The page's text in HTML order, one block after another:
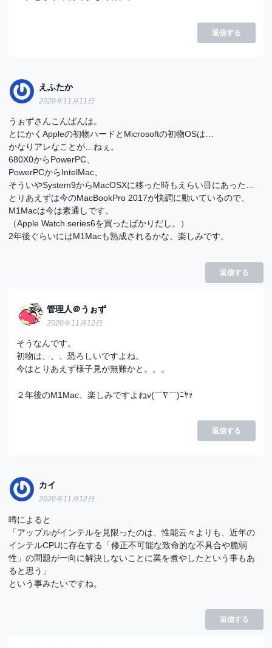
返信する
えふたか
2020年11月11日
うぉずさんこんばんは。
とにかくAppleの初物ハードとMicrosoftの初物OSは…
かなりアレなことが…ねぇ。
680X0からPowerPC、
PowerPCからIntelMac、
そういやSystem9からMacOSXに移った時もえらい目にあった…
とりあえずは今のMacBookPro 2017が快調に動いているので、
M1Macは今は素通しです。
（Apple Watch series6を買ったばかりだし。）
2年後ぐらいにはM1Macも熟成されるかな。楽しみです。
返信する
管理人＠うぉず
2020年11月12日
そうなんです。
初物は、、、恐ろしいですよね。
今はとりあえず様子見が無難かと。。。
２年後のM1Mac、楽しみですよねv(￣∇￣)ﾆﾔｯ
返信する
カイ
2020年11月12日
噂によると
「アップルがインテルを見限ったのは、性能云々よりも、近年の
インテルCPUに存在する「修正不可能な致命的な不具合や脆弱
性」の問題が一向に解決しないことに業を煮やしたという事もあ
ると思う」
という事みたいですね。
返信する